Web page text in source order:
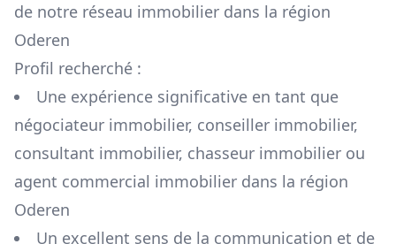
de notre réseau immobilier dans la région
Oderen
Profil recherché :
Une expérience significative en tant que
négociateur immobilier, conseiller immobilier,
consultant immobilier, chasseur immobilier ou
agent commercial immobilier dans la région
Oderen
Un excellent sens de la communication et de